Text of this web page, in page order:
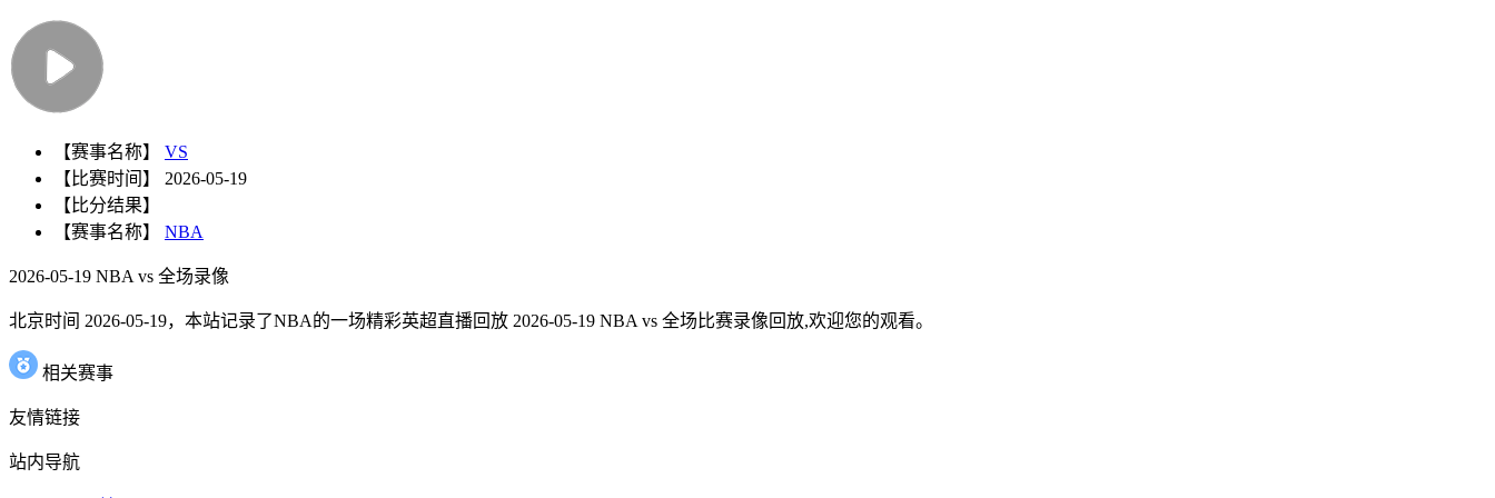
【赛事名称】
VS
【比赛时间】
2026-05-19
【比分结果】
【赛事名称】
NBA
2026-05-19 NBA vs 全场录像
北京时间 2026-05-19，本站记录了NBA的一场精彩英超直播回放 2026-05-19 NBA vs 全场比赛录像回放,欢迎您的观看。
相关赛事
友情链接
站内导航